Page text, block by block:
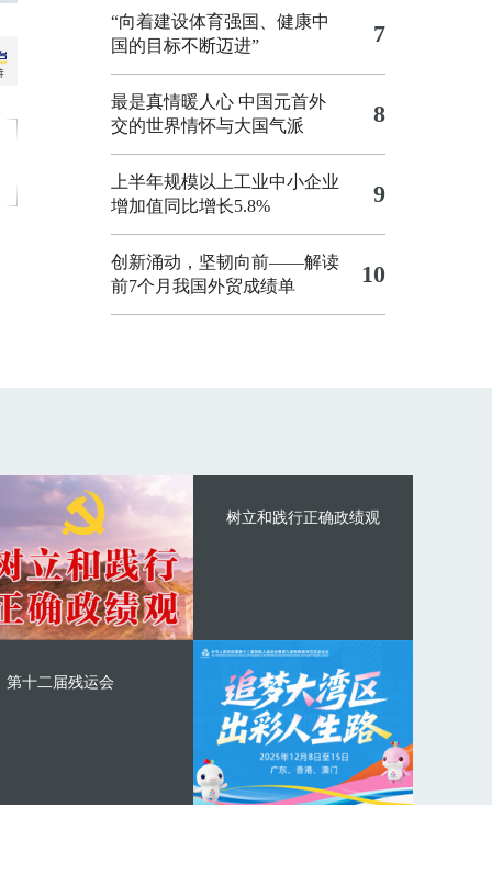
“向着建设体育强国、健康中
国的目标不断迈进”
7
最是真情暖人心 中国元首外
交的世界情怀与大国气派
8
上半年规模以上工业中小企业
增加值同比增长5.8%
9
创新涌动，坚韧向前——解读
前7个月我国外贸成绩单
10
树立和践行正确政绩观
第十二届残运会